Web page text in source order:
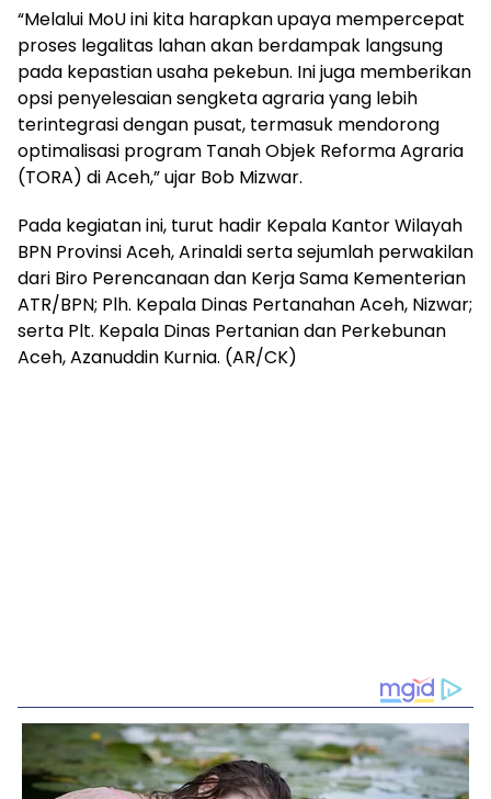
“Melalui MoU ini kita harapkan upaya mempercepat
proses legalitas lahan akan berdampak langsung
pada kepastian usaha pekebun. Ini juga memberikan
opsi penyelesaian sengketa agraria yang lebih
terintegrasi dengan pusat, termasuk mendorong
optimalisasi program Tanah Objek Reforma Agraria
(TORA) di Aceh,” ujar Bob Mizwar.
Pada kegiatan ini, turut hadir Kepala Kantor Wilayah
BPN Provinsi Aceh, Arinaldi serta sejumlah perwakilan
dari Biro Perencanaan dan Kerja Sama Kementerian
ATR/BPN; Plh. Kepala Dinas Pertanahan Aceh, Nizwar;
serta Plt. Kepala Dinas Pertanian dan Perkebunan
Aceh, Azanuddin Kurnia. (AR/CK)